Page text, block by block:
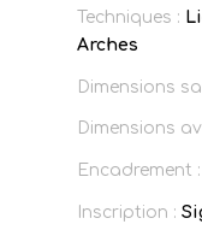
Techniques :
Arches
Dimensions
Dimensions
Encadrement :
Inscription :